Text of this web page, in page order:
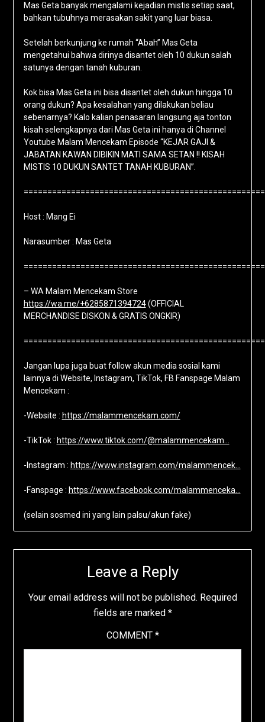
Mas Geta banyak mengalami kejadian mistis setiap saat,
bahkan tubuhnya merasakan sakit yang luar biasa.
Setelah berkunjung ke rumah “Abah” Mas Geta
mengetahui bahwa dirinya disantet oleh 10 dukun salah
satunya dengan tanah kuburan.
Kok bisa Mas Geta ini bisa disantet oleh dukun hingga 10
orang dukun? Apa kesalahan yang dilakukan beliau
sebenarnya? Kalo kalian penasaran langsung aja tonton
kisah selengkapnya dari Mas Geta ini hanya di Channel
Youtube Malam Mencekam Episode “KEJAR GAJI &
JABATAN KAWAN DIBIKIN MATI SAMA SETAN !! KISAH
MISTIS 10 DUKUN SANTET TANAH KUBURAN”.
Host : Mang Ei
Narasumber : Mas Geta
– WA Malam Mencekam Store
https://wa.me/+6285871394724(OFFICIAL
MERCHANDISE DISKON & GRATIS ONGKIR)
Jangan lupa juga buat follow akun media sosial kami
lainnya di Website, Instagram, TikTok, FB Fanspage Malam
Mencekam :
-Website : https://malammencekam.com/
-TikTok : https://www.tiktok.com/@malammencekam…
-Instagram : https://www.instagram.com/malammencek…
-Fanspage : https://www.facebook.com/malammenceka…
(selain sosmed ini yang lain palsu/akun fake)
Leave a Reply
Your email address will not be published. Required
fields are marked *
COMMENT *